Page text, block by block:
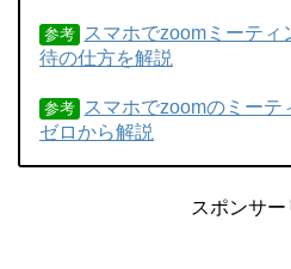
参考 スマホでzoomミーティ
待の仕方を解説
参考 スマホでzoomのミーテ
ゼロから解説
スポンサー